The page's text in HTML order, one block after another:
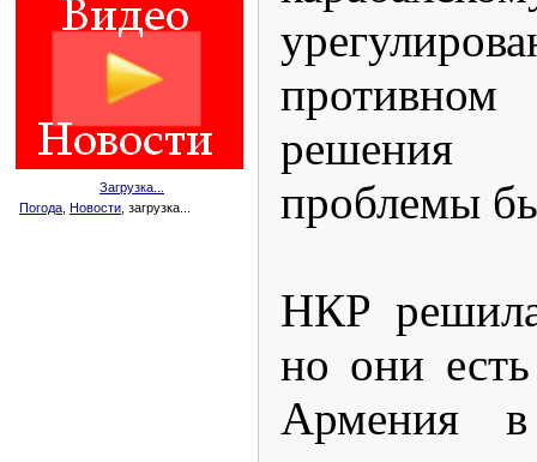
Загрузка...
Погода Новости , загрузка...
противном
решения
проблемы
НКР
но они
Армения